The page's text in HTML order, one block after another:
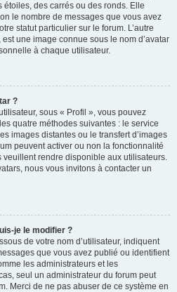
des carrés ou des ronds. Elle
le nombre de messages que vous avez
statut particulier sur le forum. L’autre
une image connue sous le nom d’avatar
à chaque utilisateur.
?
sous « Profil », vous pouvez
quatre méthodes suivantes : le service
images distantes ou le transfert d’images
peuvent activer ou non la fonctionnalité
veuillent rendre disponible aux utilisateurs.
nous vous invitons à contacter un
je le modifier ?
de votre nom d’utilisateur, indiquent
que vous avez publié ou identifient
les administrateurs et les
seul un administrateur du forum peut
Merci de ne pas abuser de ce système en